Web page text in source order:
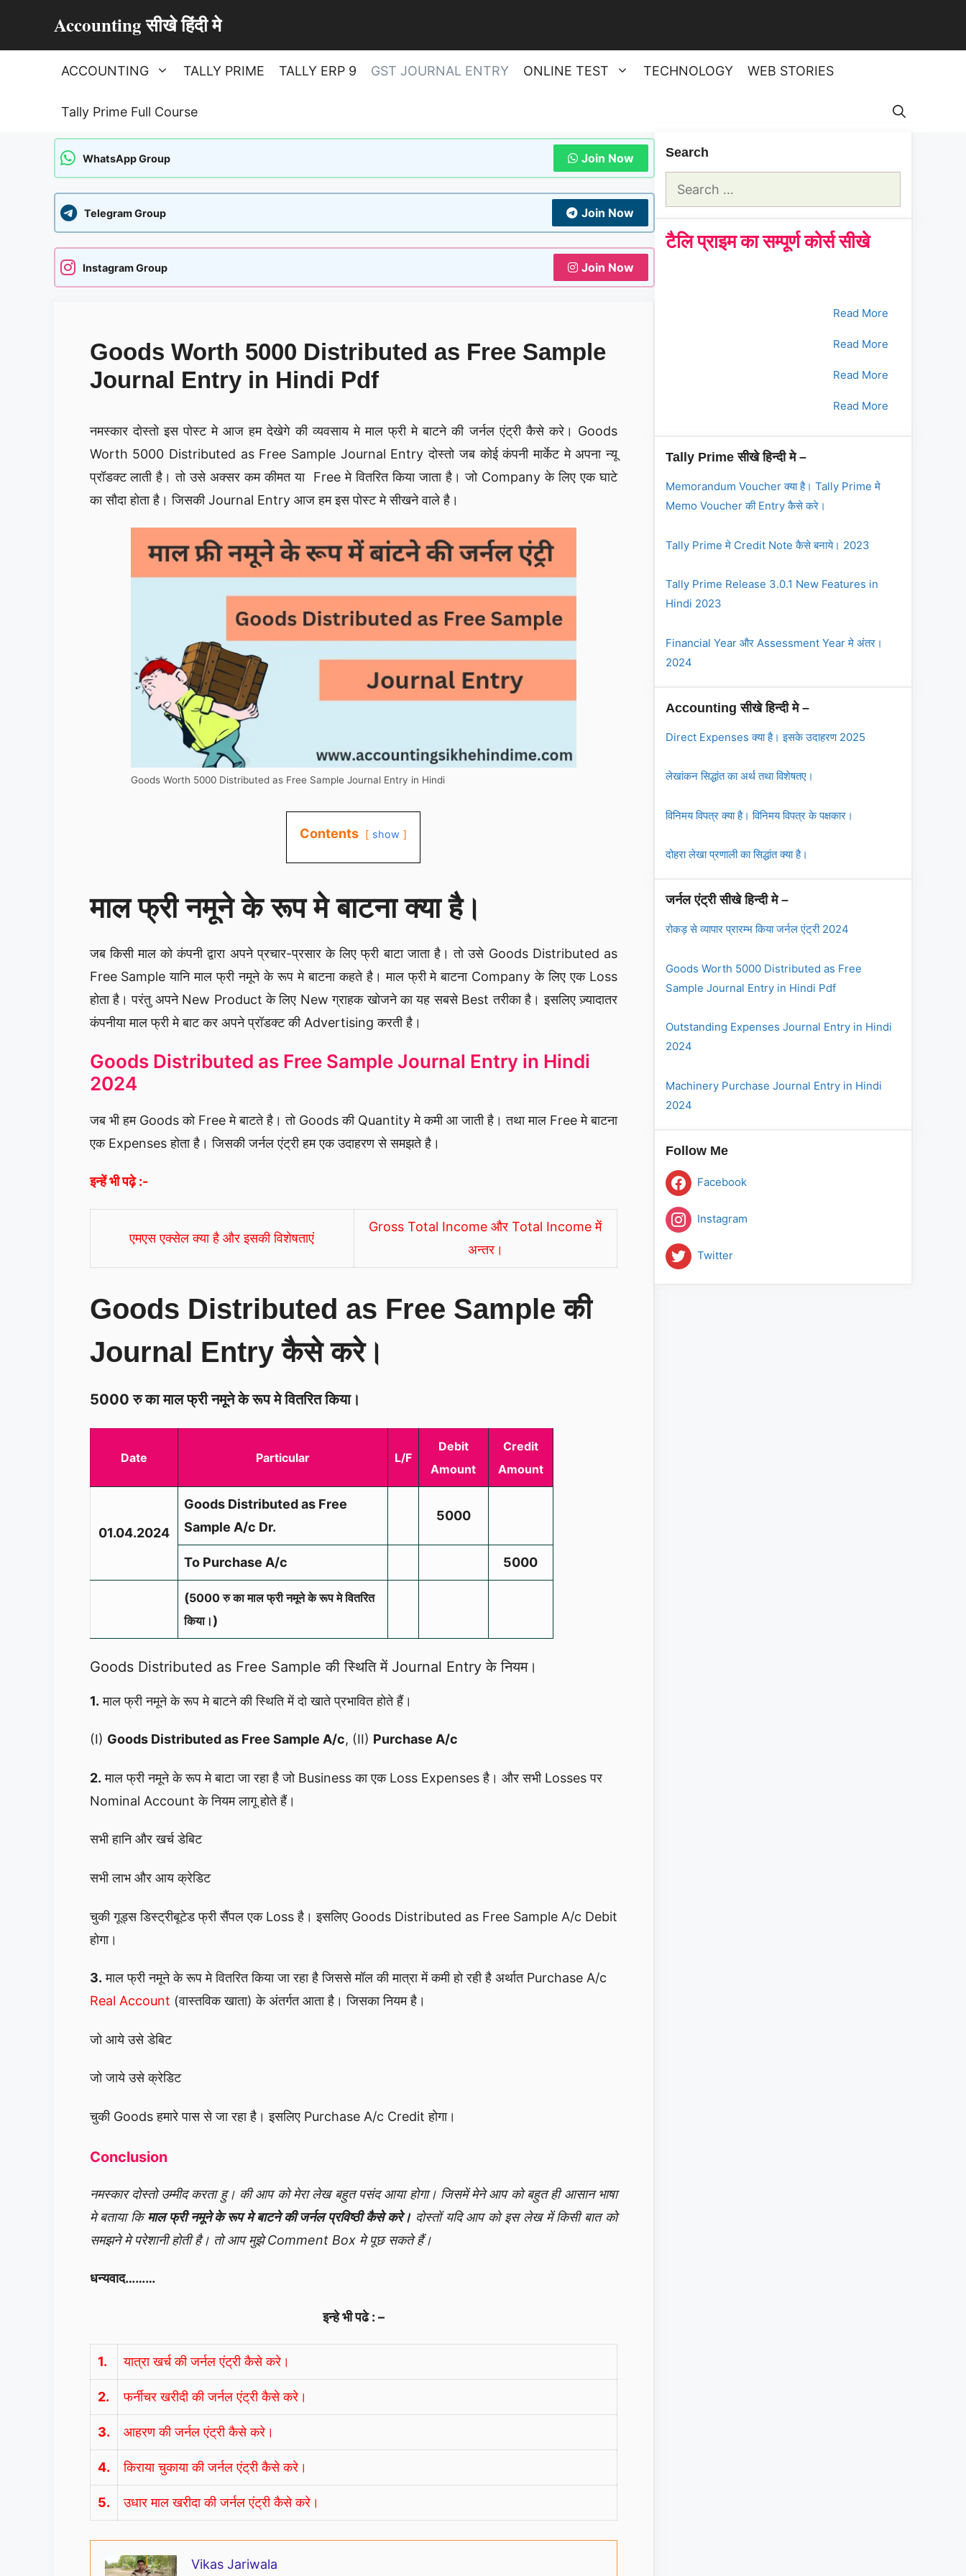
Accounting सीखे हिंदी मे
ACCOUNTING TALLY PRIME TALLY ERP 9 GST JOURNAL ENTRY ONLINE TEST TECHNOLOGY WEB STORIES
Tally Prime Full Course
WhatsApp Group Join Now
Telegram Group Join Now
Instagram Group Join Now
Goods Worth 5000 Distributed as Free Sample
Journal Entry in Hindi Pdf
नमस्कार दोस्तो इस पोस्ट मे आज हम देखेगे की व्यवसाय मे माल फ्री मे बाटने की जर्नल एंट्री कैसे करे। Goods
Worth 5000 Distributed as Free Sample Journal Entry दोस्तो जब कोई कंपनी मार्केट मे अपना न्यू
प्रॉडक्ट लाती है। तो उसे अक्सर कम कीमत या Free मे वितरित किया जाता है। जो Company के लिए एक घाटे
का सौदा होता है। जिसकी Journal Entry आज हम इस पोस्ट मे सीखने वाले है।
Goods Worth 5000 Distributed as Free Sample Journal Entry in Hindi
Contents show
माल फ्री नमूने के रूप मे बाटना क्या है।
जब किसी माल को कंपनी द्वारा अपने प्रचार-प्रसार के लिए फ्री बाटा जाता है। तो उसे Goods Distributed as
Free Sample यानि माल फ्री नमूने के रूप मे बाटना कहते है। माल फ्री मे बाटना Company के लिए एक Loss
होता है। परंतु अपने New Product के लिए New ग्राहक खोजने का यह सबसे Best तरीका है। इसलिए ज़्यादातर
कंपनीया माल फ्री मे बाट कर अपने प्रॉडक्ट की Advertising करती है।
Goods Distributed as Free Sample Journal Entry in Hindi
2024
जब भी हम Goods को Free मे बाटते है। तो Goods की Quantity मे कमी आ जाती है। तथा माल Free मे बाटना
एक Expenses होता है। जिसकी जर्नल एंट्री हम एक उदाहरण से समझते है।
इन्हें भी पढ़े :-
एमएस एक्सेल क्या है और इसकी विशेषताएं
Gross Total Income और Total Income में
अन्तर।
Goods Distributed as Free Sample की
Journal Entry कैसे करे।
5000 रु का माल फ्री नमूने के रूप मे वितरित किया।
Date Particular L/F
Debit
Amount
Credit
Amount
01.04.2024
Goods Distributed as Free
Sample A/c Dr.
5000
To Purchase A/c 5000
(5000 रु का माल फ्री नमूने के रूप मे वितरित
किया।)
Goods Distributed as Free Sample की स्थिति में Journal Entry के नियम।
1. माल फ्री नमूने के रूप मे बाटने की स्थिति में दो खाते प्रभावित होते हैं।
(I) Goods Distributed as Free Sample A/c, (II) Purchase A/c
2. माल फ्री नमूने के रूप मे बाटा जा रहा है जो Business का एक Loss Expenses है। और सभी Losses पर
Nominal Account के नियम लागू होते हैं।
सभी हानि और खर्च डेबिट
सभी लाभ और आय क्रेडिट
चुकी गूड्स डिस्ट्रीबूटेड फ्री सैंपल एक Loss है। इसलिए Goods Distributed as Free Sample A/c Debit
होगा।
3. माल फ्री नमूने के रूप मे वितरित किया जा रहा है जिससे मॉल की मात्रा में कमी हो रही है अर्थात Purchase A/c
Real Account (वास्तविक खाता) के अंतर्गत आता है। जिसका नियम है।
जो आये उसे डेबिट
जो जाये उसे क्रेडिट
चुकी Goods हमारे पास से जा रहा है। इसलिए Purchase A/c Credit होगा।
Conclusion
नमस्कार दोस्तो उम्मीद करता हु। की आप को मेरा लेख बहुत पसंद आया होगा। जिसमें मेने आप को बहुत ही आसान भाषा
मे बताया किमाल फ्री नमूने के रूप मे बाटने की जर्नल प्रविष्ठी कैसे करे।दोस्तों यदि आप को इस लेख में किसी बात को
समझने मे परेशानी होती है। तो आप मुझे Comment Box मे पूछ सकते हैं।
धन्यवाद………
इन्हे भी पढे : –
1. यात्रा खर्च की जर्नल एंट्री कैसे करे।
2. फर्नीचर खरीदी की जर्नल एंट्री कैसे करे।
3. आहरण की जर्नल एंट्री कैसे करे।
4. किराया चुकाया की जर्नल एंट्री कैसे करे।
5. उधार माल खरीदा की जर्नल एंट्री कैसे करे।
Vikas Jariwala
Search
Search
टैलि प्राइम का सम्पूर्ण कोर्स सीखे
Read More
Read More
Read More
Read More
Tally Prime सीखे हिन्दी मे –
Memorandum Voucher क्या है। Tally Prime मे
Memo Voucher की Entry कैसे करे।
Tally Prime मे Credit Note कैसे बनाये। 2023
Tally Prime Release 3.0.1 New Features in
Hindi 2023
Financial Year और Assessment Year मे अंतर।
2024
Accounting सीखे हिन्दी मे –
Direct Expenses क्या है। इसके उदाहरण 2025
लेखांकन सिद्धांत का अर्थ तथा विशेषतए।
विनिमय विपत्र क्या है। विनिमय विपत्र के पक्षकार।
दोहरा लेखा प्रणाली का सिद्धांत क्या है।
जर्नल एंट्री सीखे हिन्दी मे –
रोकड़ से व्यापार प्रारम्भ किया जर्नल एंट्री 2024
Goods Worth 5000 Distributed as Free
Sample Journal Entry in Hindi Pdf
Outstanding Expenses Journal Entry in Hindi
2024
Machinery Purchase Journal Entry in Hindi
2024
Follow Me
Facebook
Instagram
Twitter